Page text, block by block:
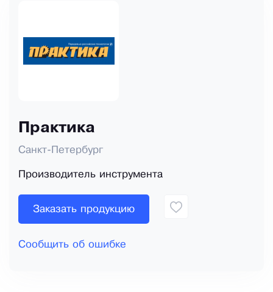
Практика
Санкт-Петербург
Производитель инструмента
Заказать продукцию
Сообщить об ошибке